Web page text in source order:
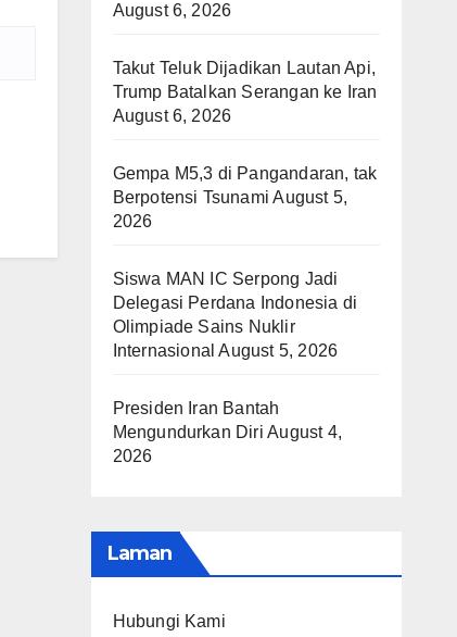
August 6, 2026
Takut Teluk Dijadikan Lautan Api,
Trump Batalkan Serangan ke Iran
August 6, 2026
Gempa M5,3 di Pangandaran, tak
Berpotensi Tsunami August 5,
2026
Siswa MAN IC Serpong Jadi
Delegasi Perdana Indonesia di
Olimpiade Sains Nuklir
Internasional August 5, 2026
Presiden Iran Bantah
Mengundurkan Diri August 4,
2026
Laman
Hubungi Kami